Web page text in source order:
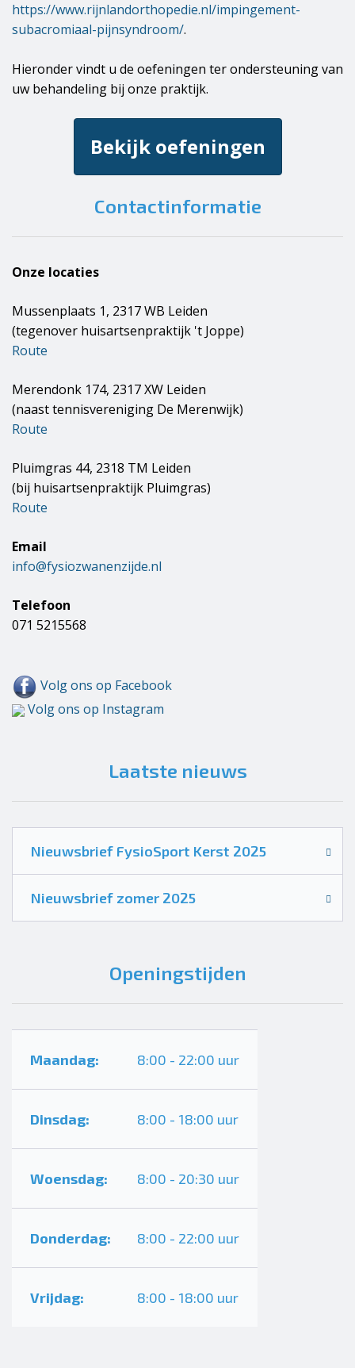
https://www.rijnlandorthopedie.nl/impingement-
subacromiaal-pijnsyndroom/.
Hieronder vindt u de oefeningen ter ondersteuning van
uw behandeling bij onze praktijk.
Bekijk oefeningen
Contactinformatie
Onze locaties
Mussenplaats 1, 2317 WB Leiden
(tegenover huisartsenpraktijk 't Joppe)
Route
Merendonk 174, 2317 XW Leiden
(naast tennisvereniging De Merenwijk)
Route
Pluimgras 44, 2318 TM Leiden
(bij huisartsenpraktijk Pluimgras)
Route
Email
info@fysiozwanenzijde.nl
Telefoon
071 5215568
Volg ons op Facebook
Volg ons op Instagram
Laatste nieuws
Nieuwsbrief FysioSport Kerst 2025
Nieuwsbrief zomer 2025
Openingstijden
Maandag: 8:00 - 22:00 uur
Dinsdag: 8:00 - 18:00 uur
Woensdag: 8:00 - 20:30 uur
Donderdag: 8:00 - 22:00 uur
Vrijdag: 8:00 - 18:00 uur